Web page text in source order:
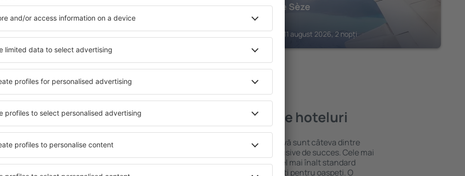
Hôtel Burdigala by Inwood Hotels
362€
Bordeaux, 11 august 2026, 2 nopți
Hôtel de Sèze
328
Bordeaux, 11 august 2026, 2 nopți
în Talence, astfel încât
nevoilor sale. Preferați
ȋnalte sau preferați hoteluri
nostru puteți rezerva
Talence – cele mai bune hoteluri
O varietate de servicii și o locație atractivă sunt câteva dintre
elementele cheie ale unui hotel All-Inclusive de succes. Cele mai
bune hoteluri din Talence garantează cel mai înalt standard
pentru servicii și o gamă largă de facilități pentru oaspeți. O